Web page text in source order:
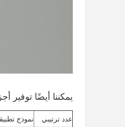
يمكننا أيضًا توفير
عدد ترتيبي نموذج